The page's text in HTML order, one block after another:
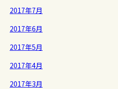
2017年7月
2017年6月
2017年5月
2017年4月
2017年3月